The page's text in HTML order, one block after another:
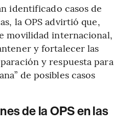
identificado casos de
la OPS advirtió que,
movilidad internacional,
y fortalecer las
y respuesta para
de posibles casos
de la OPS en las